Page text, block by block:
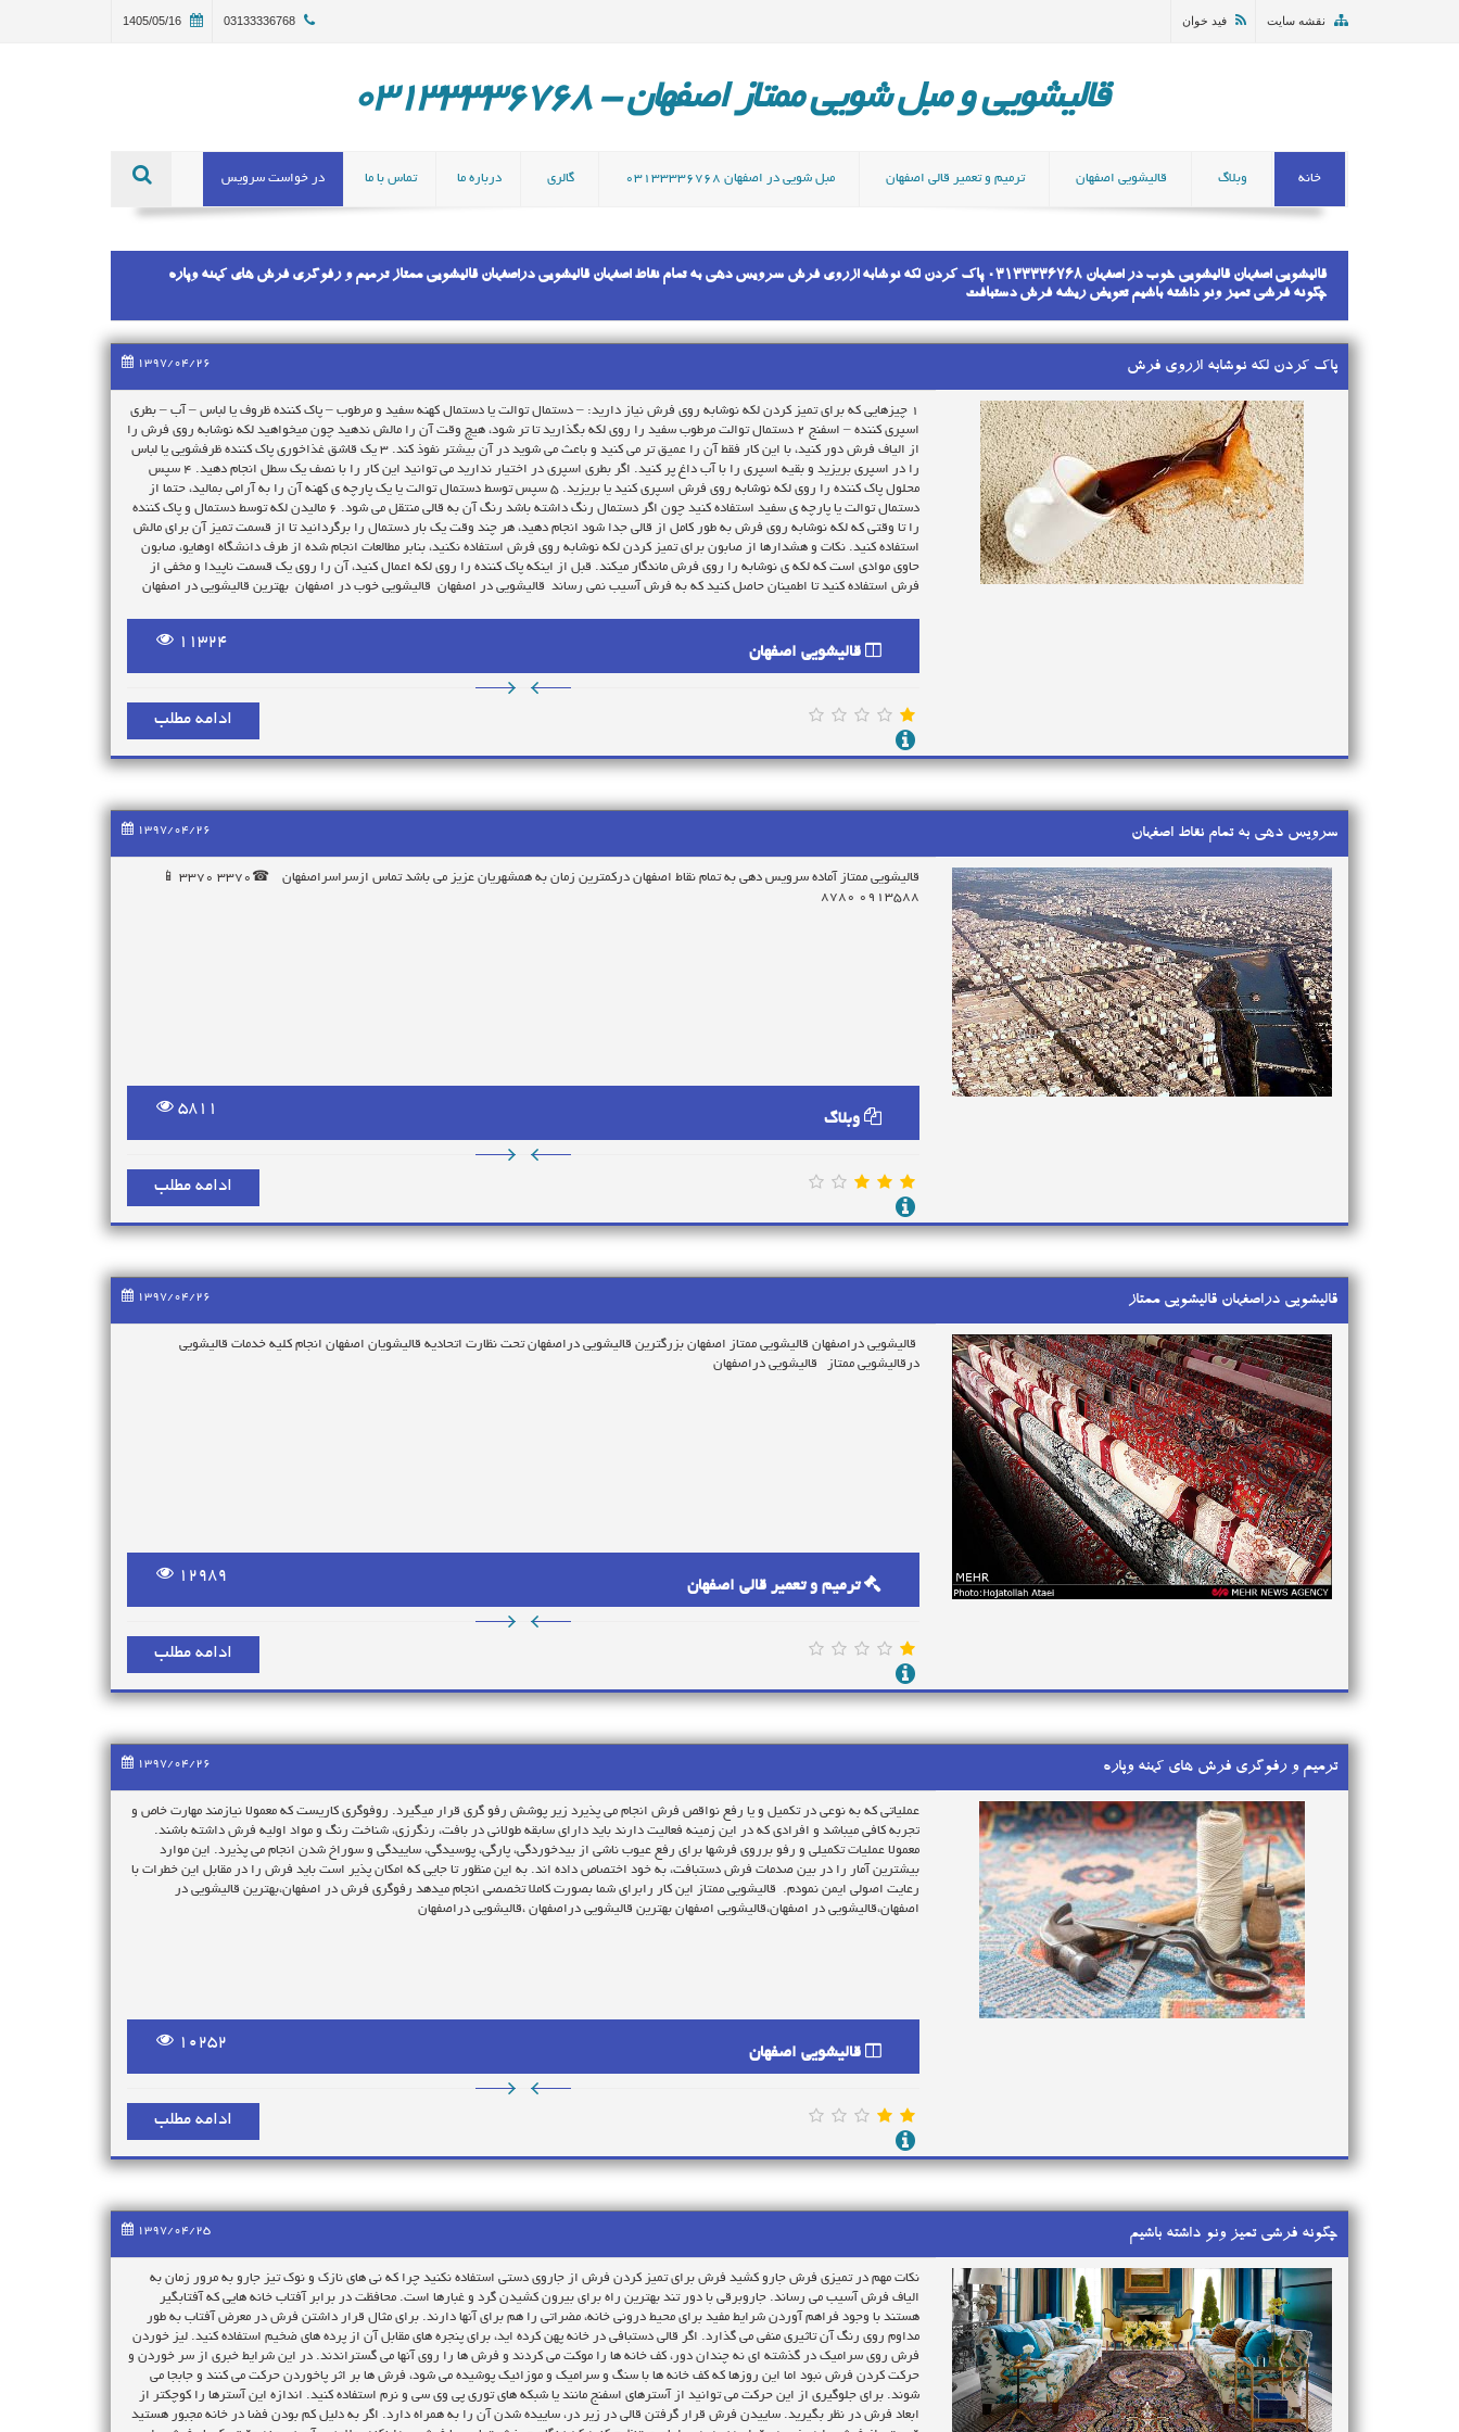
03133336768
1405/05/16 نقشه سایت فید خوان
قالیشویی و مبل شویی ممتاز اصفهان - 03133336768
خانه وبلاگ قالیشویی اصفهان ترمیم و تعمیر قالی اصفهان مبل شویی در اصفهان 03133336768 گالری درباره ما تماس با ما در خواست سرویس
قالیشویی اصفهان قالیشویی خوب در اصفهان 03133336768 پاک کردن لکه نوشابه ازروی فرش سرویس دهی به تمام نقاط اصفهان قالیشویی دراصفهان قالیشویی ممتاز ترمیم و رفوگری فرش های کهنه وپاره
چگونه فرشی تمیز ونو داشته باشیم تعویض ریشه فرش دستبافت
پاک کردن لکه نوشابه ازروی فرش 1397/04/26
۱ چیزهایی که برای تمیز کردن لکه نوشابه روی فرش نیاز دارید: – دستمال توالت یا دستمال کهنه سفید و مرطوب – پاک کننده ظروف یا لباس – آب – بطری
اسپری کننده – اسفنج ۲ دستمال توالت مرطوب سفید را روی لکه بگذارید تا تر شود، هیچ وقت آن را مالش ندهید چون میخواهید لکه نوشابه روی فرش را
از الیاف فرش دور کنید، با این کار فقط آن را عمیق تر می کنید و باعث می شوید در آن بیشتر نفوذ کند. ۳ یک قاشق غذاخوری پاک کننده ظرفشویی یا لباس
را در اسپری بریزید و بقیه اسپری را با آب داغ پر کنید. اگر بطری اسپری در اختیار ندارید می توانید این کار را با نصف یک سطل انجام دهید. ۴ سپس
محلول پاک کننده را روی لکه نوشابه روی فرش اسپری کنید یا بریزید. ۵ سپس توسط دستمال توالت یا یک پارچه ی کهنه آن را به آرامی بمالید، حتما از
دستمال توالت یا پارچه ی سفید استفاده کنید چون اگر دستمال رنگ داشته باشد رنگ آن به قالی منتقل می شود. ۶ مالیدن لکه توسط دستمال و پاک کننده
را تا وقتی که لکه نوشابه روی فرش به طور کامل از قالی جدا شود انجام دهید، هر چند وقت یک بار دستمال را برگردانید تا از قسمت تمیز آن برای مالش
استفاده کنید. نکات و هشدارها از صابون برای تمیز کردن لکه نوشابه روی فرش استفاده نکنید، بنابر مطالعات انجام شده از طرف دانشگاه اوهایو، صابون
حاوی موادی است که لکه ی نوشابه را روی فرش ماندگار میکند. قبل از اینکه پاک کننده را روی لکه اعمال کنید، آن را روی یک قسمت ناپیدا و مخفی از
فرش استفاده کنید تا اطمینان حاصل کنید که به فرش آسیب نمی رساند قالیشویی در اصفهان قالیشویی خوب در اصفهان بهترین قالیشویی در اصفهان
قالیشویی اصفهان
11324
ادامه مطلب
سرویس دهی به تمام نقاط اصفهان 1397/04/26
قالیشویی ممتاز آماده سرویس دهی به تمام نقاط اصفهان درکمترین زمان به همشهریان عزیز می باشد تماس ازسراسراصفهان ☎۳۳۷۰ ۳۳۷۰ 📱
۰۹۱۳۵۸۸ ۸۷۸۰
وبلاگ
5811
ادامه مطلب
قالیشویی دراصفهان قالیشویی ممتاز 1397/04/26
قالیشویی دراصفهان قالیشویی ممتاز اصفهان بزرگترین قالیشویی دراصفهان تحت نظارت اتحادیه قالیشویان اصفهان انجام کلیه خدمات قالیشویی
درقالیشویی ممتاز قالیشویی دراصفهان
ترمیم و تعمیر قالی اصفهان
12989
ادامه مطلب
ترمیم و رفوگری فرش های کهنه وپاره 1397/04/26
عملیاتی که به نوعی در تکمیل و یا رفع نواقص فرش انجام می پذیرد زیر پوشش رفو گری قرار میگیرد. روفوگری کاریست که معمولا نیازمند مهارت خاص و
تجربه کافی میباشد و افرادی که در این زمینه فعالیت دارند باید دارای سابقه طولانی در بافت، رنگرزی، شناخت رنگ و مواد اولیه فرش داشته باشند.
معمولا عملیات تکمیلی و رفو برروی فرشها برای رفع عیوب ناشی از بیدخوردگی، پارگی، پوسیدگی، ساییدگی و سوراخ شدن انجام می پذیرد. این موارد
بیشترین آمار را در بین صدمات فرش دستبافت، به خود اختصاص داده اند. به این منظور تا جایی که امکان پذیر است باید فرش را در مقابل این خطرات با
رعایت اصولی ایمن نمودم. قالیشویی ممتاز این کار رابرای شما بصورت کاملا تخصصی انجام میدهد رفوگری فرش در اصفهان،بهترین قالیشویی در
اصفهان،قالیشویی در اصفهان،قالیشویی اصفهان بهترین قالیشویی دراصفهان ،قالیشویی دراصفهان
قالیشویی اصفهان
10252
ادامه مطلب
چگونه فرشی تمیز ونو داشته باشیم 1397/04/25
نکات مهم در تمیزی فرش جارو کشید فرش برای تمیز کردن فرش از جاروی دستی استفاده نکنید چرا که نی های نازک و نوک تیز جارو به مرور زمان به
الیاف فرش آسیب می رساند. جاروبرقی با دور تند بهترین راه برای بیرون کشیدن گرد و غبارها است. محافظت در برابر آفتاب خانه هایی که آفتابگیر
هستند با وجود فراهم آوردن شرایط مفید برای محیط درونی خانه، مضراتی را هم برای آنها دارند. برای مثال قرار داشتن فرش در معرض آفتاب به طور
مداوم روی رنگ آن تاثیری منفی می گذارد. اگر قالی دستبافی در خانه پهن کرده اید، برای پنجره های مقابل آن از پرده های ضخیم استفاده کنید. لیز خوردن
فرش روی سرامیک در گذشته ای نه چندان دور، کف خانه ها را موکت می کردند و فرش ها را روی آنها می گستراندند. در این شرایط خبری از سر خوردن و
حرکت کردن فرش نبود اما این روزها که کف خانه ها با سنگ و سرامیک و موزائیک پوشیده می شود، فرش ها بر اثر پاخوردن حرکت می کنند و جابجا می
شوند. برای جلوگیری از این حرکت می توانید از آسترهای اسفنج مانند یا شبکه های توری پی وی سی و نرم استفاده کنید. اندازه این آسترها را کوچکتر از
ابعاد فرش در نظر بگیرید. ساییدن فرش قرار گرفتن قالی در زیر در، ساییده شدن آن را به همراه دارد. اگر به دلیل کم بودن فضا در خانه مجبور هستید